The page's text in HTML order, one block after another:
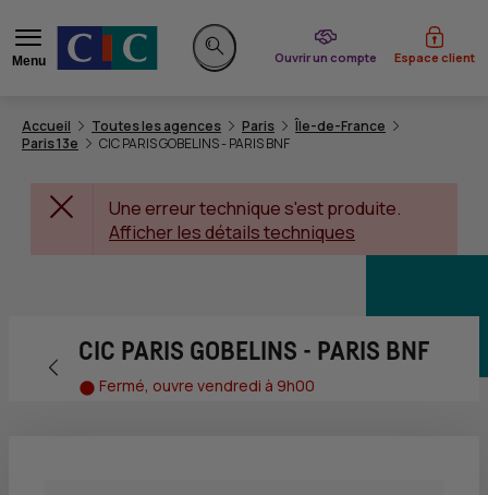
Menu
Rechercher sur le site
Ouvrir un compte
du CIC Espace client
Accueil Toutes les agences Paris
Île-de-France
Paris 13e
CIC PARIS GOBELINS - PARIS BNF
Une erreur technique s'est produite.
Afficher les détails techniques
Retour vers la page précédente
CIC PARIS GOBELINS - PARIS BNF
Fermé, ouvre vendredi à 9h00